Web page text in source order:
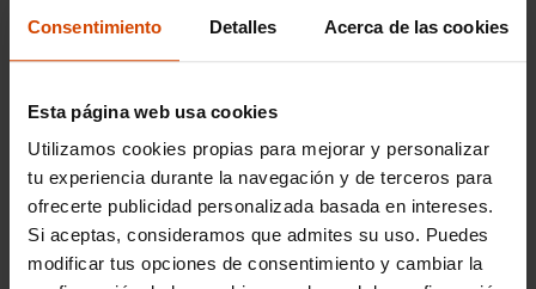
Consentimiento Detalles Acerca de las cookies
Esta página web usa cookies
Utilizamos cookies propias para mejorar y personalizar
tu experiencia durante la navegación y de terceros para
ofrecerte publicidad personalizada basada en intereses.
Si aceptas, consideramos que admites su uso. Puedes
modificar tus opciones de consentimiento y cambiar la